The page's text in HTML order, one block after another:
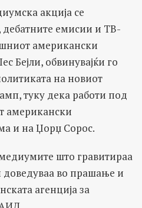
акција се
дебатните емисии и ТВ-
американски
Бејли, обвинувајќи го
на новиот
туку дека работи под
американски
и на Џорџ Сорос.
што гравитираа
во прашање и
агенција за